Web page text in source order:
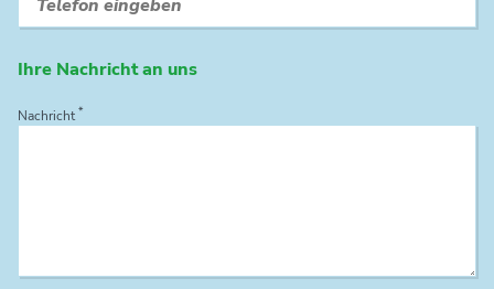
Ihre Nachricht an uns
Nachricht*